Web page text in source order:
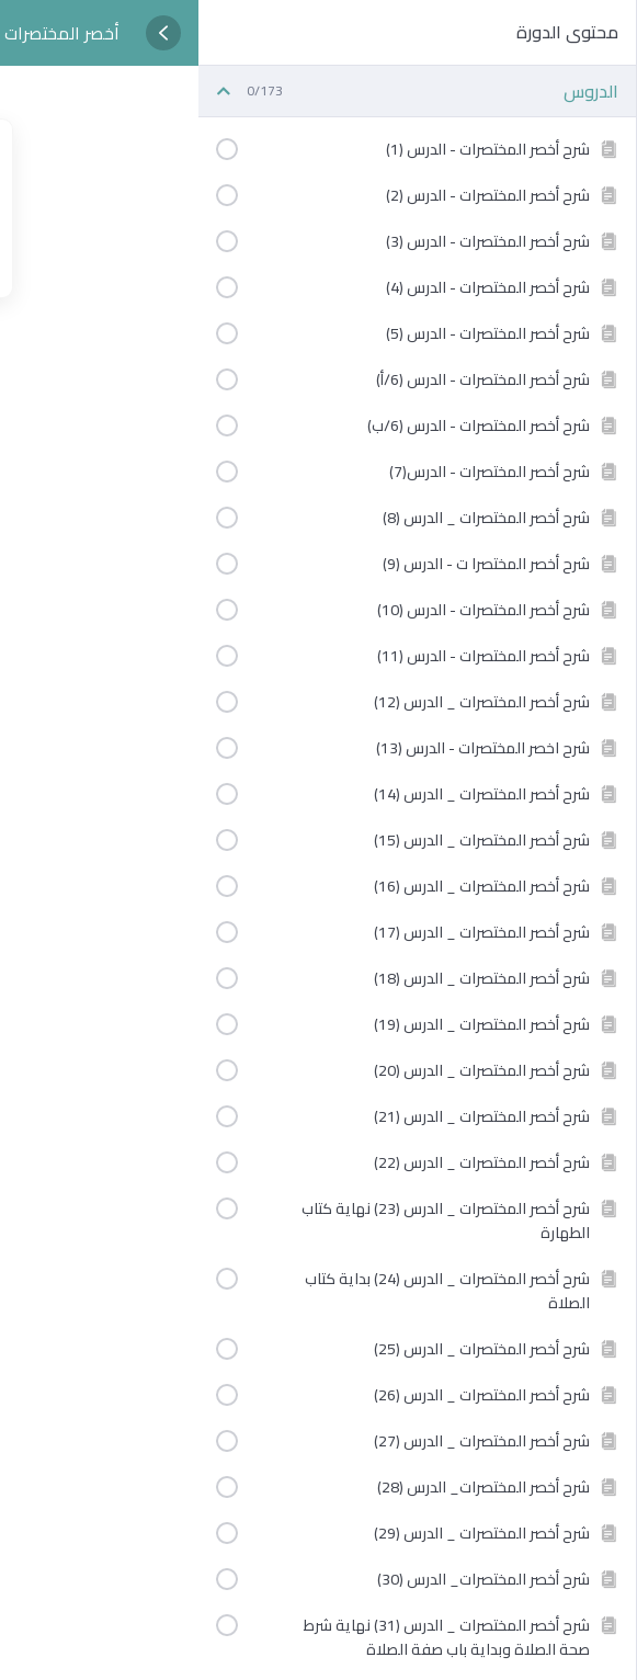
محتوى الدورة
الدروس
0/173
شرح أخصر المختصرات - الدرس (1)
شرح أخصر المختصرات - الدرس (2)
شرح أخصر المختصرات - الدرس (3)
شرح أخصر المختصرات - الدرس (4)
شرح أخصر المختصرات - الدرس (5)
شرح أخصر المختصرات - الدرس (6/أ)
شرح أخصر المختصرات - الدرس (6/ب)
شرح أخصر المختصرات - الدرس(7)
شرح أخصر المختصرات _ الدرس (8)
شرح أخصر المختصرا ت - الدرس (9)
شرح أخصر المختصرات - الدرس (10)
شرح أخصر المختصرات - الدرس (11)
شرح أخصر المختصرات _ الدرس (12)
شرح اخصر المختصرات - الدرس (13)
شرح أخصر المختصرات _ الدرس (14)
شرح أخصر المختصرات _ الدرس (15)
شرح أخصر المختصرات _ الدرس (16)
شرح أخصر المختصرات _ الدرس (17)
شرح أخصر المختصرات _ الدرس (18)
شرح أخصر المختصرات _ الدرس (19)
شرح أخصر المختصرات _ الدرس (20)
شرح أخصر المختصرات _ الدرس (21)
شرح أخصر المختصرات _ الدرس (22)
شرح أخصر المختصرات _ الدرس (23) نهاية كتاب
الطهارة
شرح أخصر المختصرات _ الدرس (24) بداية كتاب
الصلاة
شرح أخصر المختصرات _ الدرس (25)
شرح أخصر المختصرات _ الدرس (26)
شرح أخصر المختصرات _ الدرس (27)
شرح أخصر المختصرات_ الدرس (28)
شرح أخصر المختصرات _ الدرس (29)
شرح أخصر المختصرات_ الدرس (30)
شرح أخصر المختصرات _ الدرس (31) نهاية شرط
صحة الصلاة وبداية باب صفة الصلاة
أخصر المختصرات